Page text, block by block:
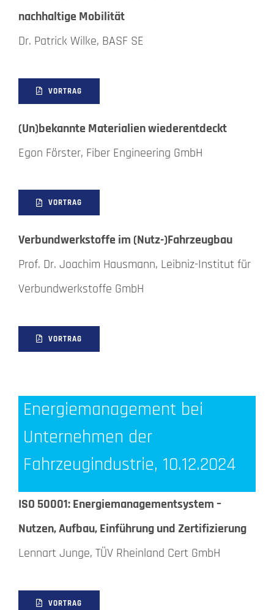
nachhaltige Mobilität
Dr. Patrick Wilke, BASF SE
VORTRAG
(Un)bekannte Materialien wiederentdeckt
Egon Förster, Fiber Engineering GmbH
VORTRAG
Verbundwerkstoffe im (Nutz-)Fahrzeugbau
Prof. Dr. Joachim Hausmann, Leibniz-Institut für
Verbundwerkstoffe GmbH
VORTRAG
Energiemanagement bei
Unternehmen der
Fahrzeugindustrie, 10.12.2024
ISO 50001: Energiemanagementsystem –
Nutzen, Aufbau, Einführung und Zertifizierung
Lennart Junge, TÜV Rheinland Cert GmbH
VORTRAG